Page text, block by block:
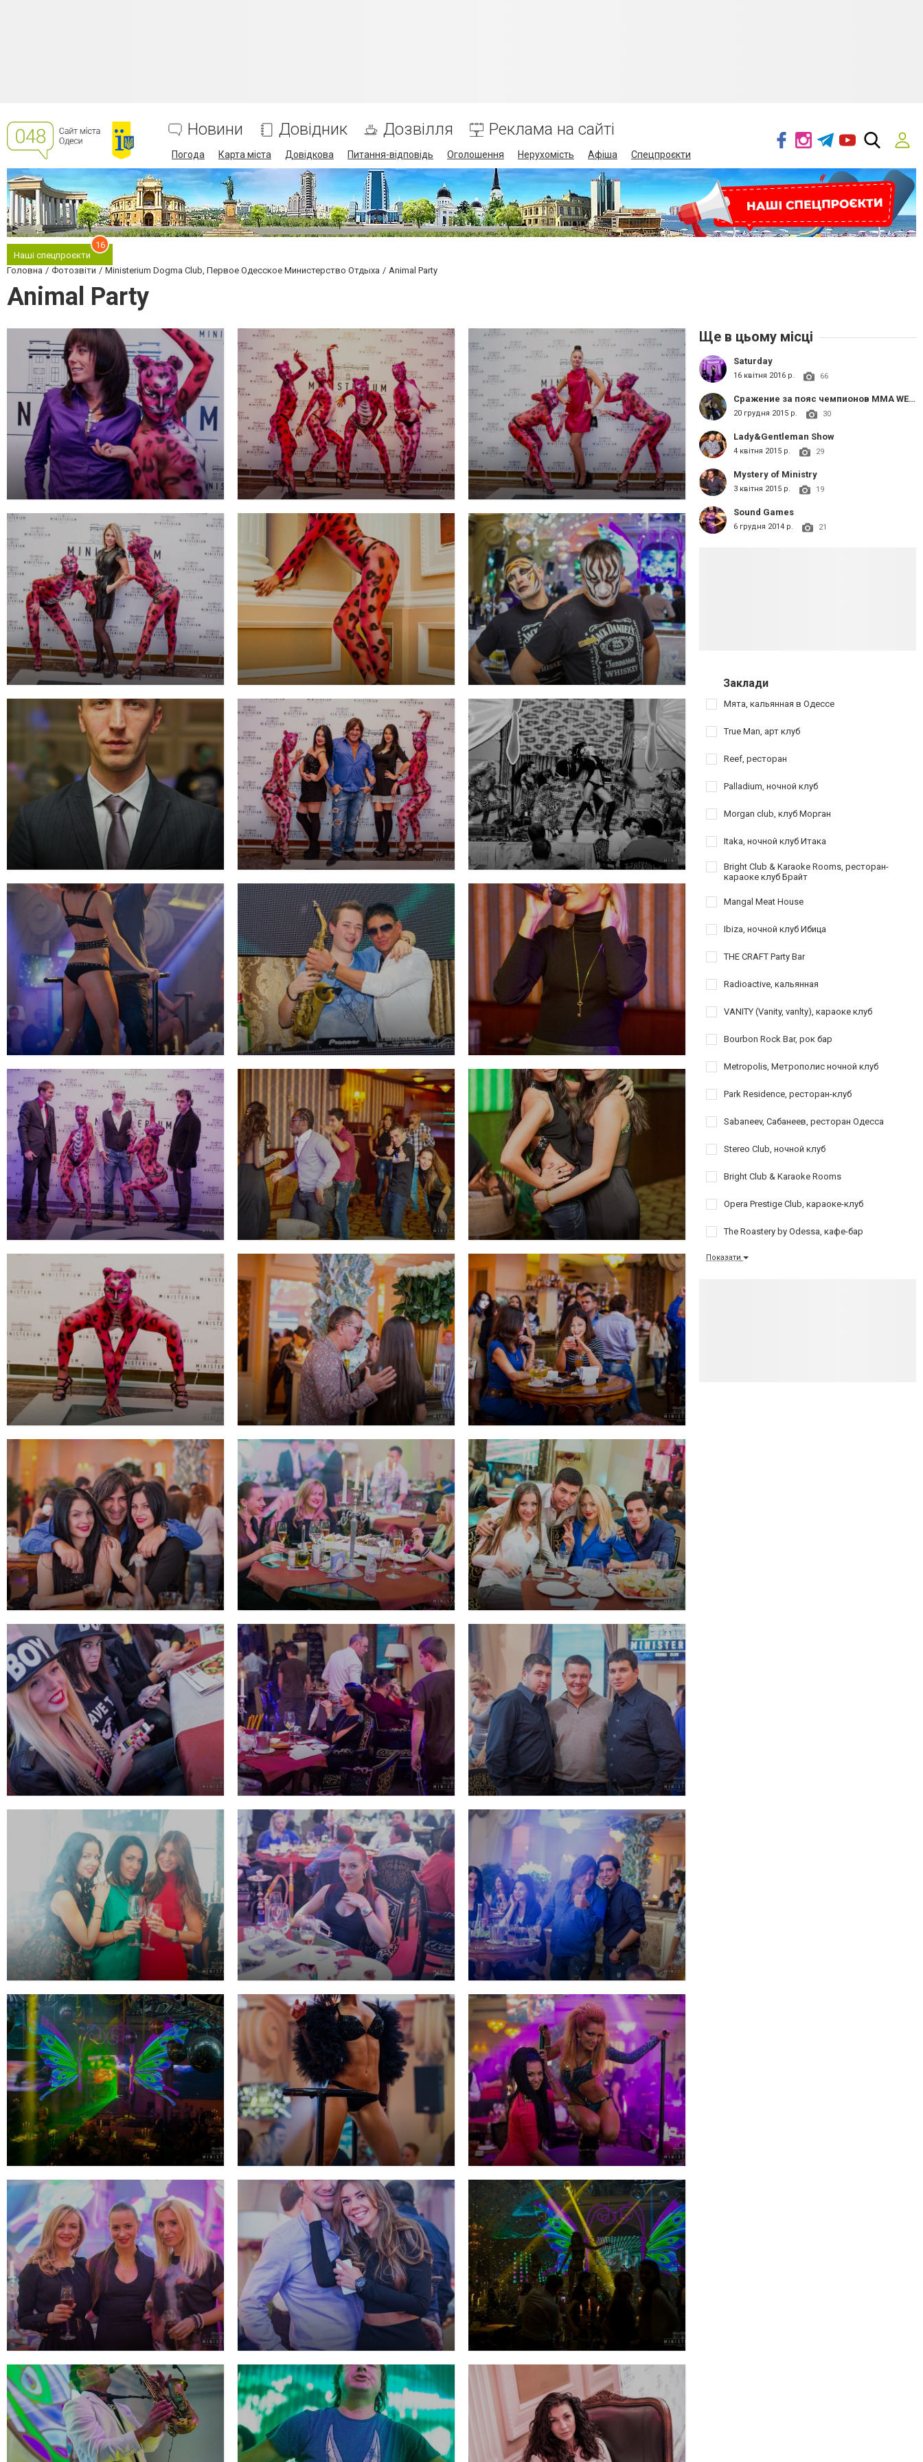
Новини Довідник Дозвілля Реклама на сайті
Погода Карта міста Довідкова Питання-відповідь Оголошення Нерухомість Афіша Спецпроєкти
Наші спецпроєкти
16
Головна Фотозвіти Ministerium Dogma Club, Первое Одесское Министерство Отдыха Animal Party
Animal Party
Ще в цьому місці
Saturday
16 квітня 2016 р. 66
Сражение за пояс чемпионов MMA WEST FIGHT
20 грудня 2015 р. 30
Lady&Gentleman Show
4 квітня 2015 р. 29
Mystery of Ministry
3 квітня 2015 р. 19
Sound Games
6 грудня 2014 р. 21
Заклади
Мята, кальянная в Одессе
True Man, арт клуб
Reef, ресторан
Palladium, ночной клуб
Morgan club, клуб Морган
Itaka, ночной клуб Итака
Bright Club & Karaoke Rooms, ресторан-
караоке клуб Брайт
Mangal Meat House
Ibiza, ночной клуб Ибица
THE CRAFT Party Bar
Radioactive, кальянная
VANITY (Vanity, vanlty), караоке клуб
Bourbon Rock Bar, рок бар
Metropolis, Метрополис ночной клуб
Park Residence, ресторан-клуб
Sabaneev, Сабанеев, ресторан Одесса
Stereo Club, ночной клуб
Bright Club & Karaoke Rooms
Opera Prestige Club, караоке-клуб
The Roastery by Odessa, кафе-бар
Показати